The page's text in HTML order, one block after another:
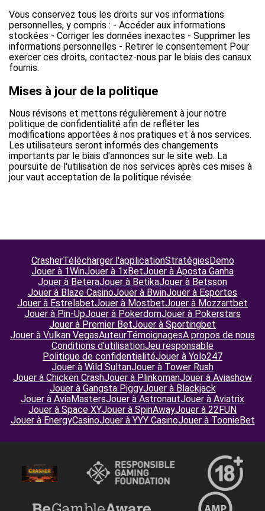
Vous conservez tous les droits sur vos informations
personnelles, y compris : - Accéder aux informations
stockées - Corriger les données inexactes - Supprimer les
informations personnelles - Retirer le consentement Pour
exercer ces droits, contactez-nous par le biais des canaux
fournis.
Mises à jour de la politique
Nous révisons et mettons régulièrement à jour notre
politique de confidentialité afin de refléter les
modifications apportées à nos pratiques et à nos services.
Les utilisateurs seront informés des changements
importants par le biais d'annonces sur le site web. La
poursuite de l'utilisation de nos services après ces mises à
jour vaut acceptation de la politique révisée.
CrasherTélécharger l'applicationStratégiesDemo
Jouer à 1WinJouer à 1xBetJouer à Aposta Ganha
Jouer à BeteraJouer à BetikaJouer à Betsson
Jouer à Blaze CasinoJouer à BwinJouer à Esportes
Jouer à EstrelabetJouer à MostbetJouer à Mozzartbet
Jouer à Pin-UpJouer à PokerdomJouer à Pokerstars
Jouer à Premier BetJouer à Sportingbet
Jouer à Vulkan VegasAuteurTémoignagesA propos de nous
Conditions d'utilisationJeu responsable
Politique de confidentialitéJouer à Yolo247
Jouer à Wild SultanJouer à Tower Rush
Jouer à Chicken CrashJouer à PlinkomanJouer à Aviashow
Jouer à Gangsta PiggyJouer à Blackjack
Jouer à AviaMastersJouer à AstronautJouer à Aviatrix
Jouer à Space XYJouer à SpinAwayJouer à 22FUN
Jouer à EnergyCasinoJouer à YYY CasinoJouer à ToonieBet